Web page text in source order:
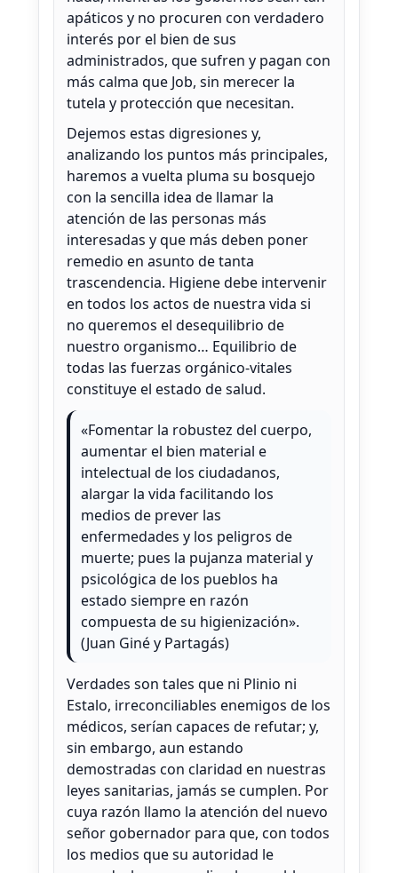
apáticos y no procuren con verdadero
interés por el bien de sus
administrados, que sufren y pagan con
más calma que Job, sin merecer la
tutela y protección que necesitan.
Dejemos estas digresiones y,
analizando los puntos más principales,
haremos a vuelta pluma su bosquejo
con la sencilla idea de llamar la
atención de las personas más
interesadas y que más deben poner
remedio en asunto de tanta
trascendencia. Higiene debe intervenir
en todos los actos de nuestra vida si
no queremos el desequilibrio de
nuestro organismo… Equilibrio de
todas las fuerzas orgánico-vitales
constituye el estado de salud.
«Fomentar la robustez del cuerpo,
aumentar el bien material e
intelectual de los ciudadanos,
alargar la vida facilitando los
medios de prever las
enfermedades y los peligros de
muerte; pues la pujanza material y
psicológica de los pueblos ha
estado siempre en razón
compuesta de su higienización».
(Juan Giné y Partagás)
Verdades son tales que ni Plinio ni
Estalo, irreconciliables enemigos de los
médicos, serían capaces de refutar; y,
sin embargo, aun estando
demostradas con claridad en nuestras
leyes sanitarias, jamás se cumplen. Por
cuya razón llamo la atención del nuevo
señor gobernador para que, con todos
los medios que su autoridad le